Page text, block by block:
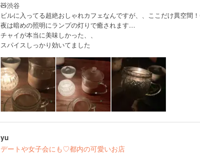
🧸渋谷
ビルに入ってる超絶おしゃれカフェなんですが、、ここだけ異空間
夜は暗めの照明にランプの灯りで癒されます…
チャイが本当に美味しかった、、
スパイスしっかり効いてました
yu
デートや女子会にも♡都内の可愛いお店